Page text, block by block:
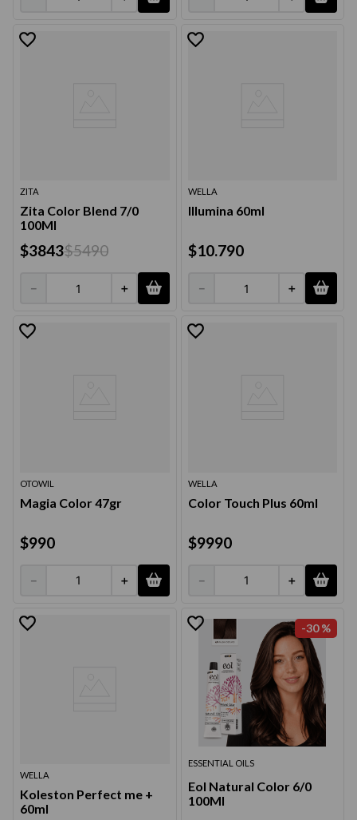
ZITA
Zita Color Blend 7/0
100Ml
$3843$5490
＋
－
WELLA
Illumina 60ml
$10.790
＋
－
OTOWIL
Magia Color 47gr
$990
＋
－
WELLA
Color Touch Plus 60ml
$9990
＋
－
WELLA
Koleston Perfect me +
60ml
-30 %
ESSENTIAL OILS
Eol Natural Color 6/0
100Ml